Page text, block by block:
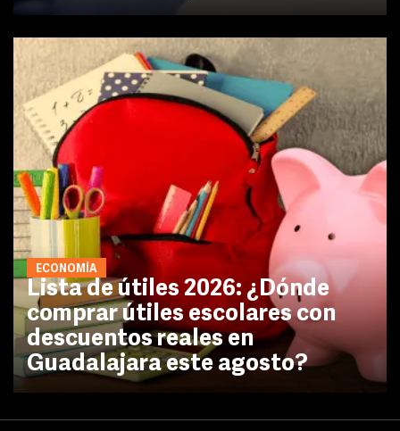
ECONOMÍA
Lista de útiles 2026: ¿Dónde
comprar útiles escolares con
descuentos reales en
Guadalajara este agosto?